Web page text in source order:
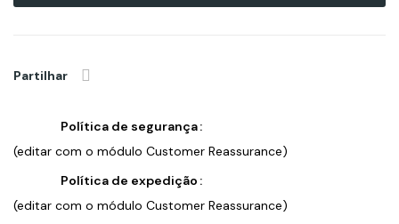
Partilhar
Política de segurança
(editar com o módulo Customer Reassurance)
Política de expedição
(editar com o módulo Customer Reassurance)